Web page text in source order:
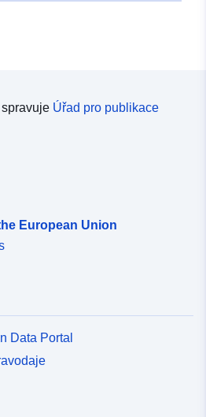
Úřad pro publikace
European Union
Data Portal